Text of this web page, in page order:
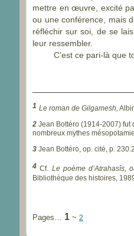
1 Le roman de Gilgamesh,
2 Jean Bottéro (1914-2007) fut
nombreux mythes
3 Jean Bottéro, op. cité, p.
4 Cf. Le poème d’Atrahasîs,
Bibliothèque des histoires,
mettre en œuvre, excité
ou une conférence, mais
réfléchir sur soi, de se
leur ressembler.
C’est ce pari-là que
Pages… 1 ~ 2